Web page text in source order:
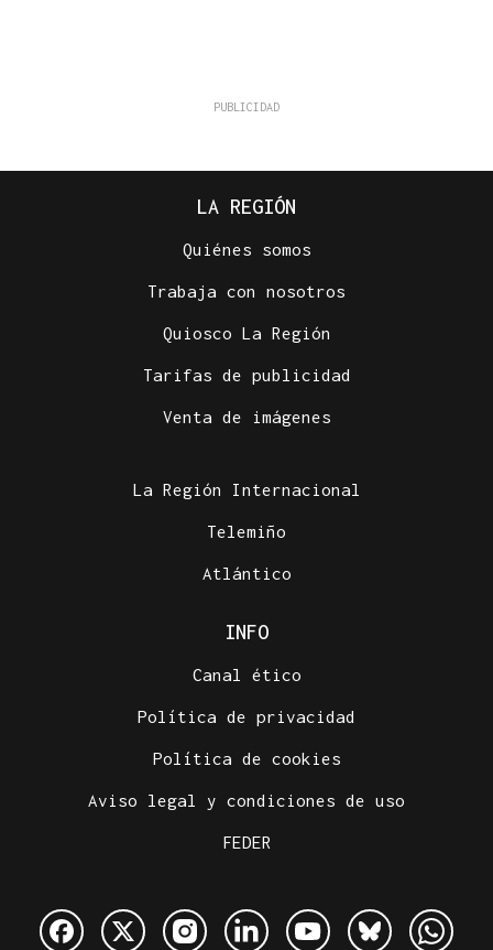
LA REGIÓN
Quiénes somos
Trabaja con nosotros
Quiosco La Región
Tarifas de publicidad
Venta de imágenes
La Región Internacional
Telemiño
Atlántico
INFO
Canal ético
Política de privacidad
Política de cookies
Aviso legal y condiciones de uso
FEDER